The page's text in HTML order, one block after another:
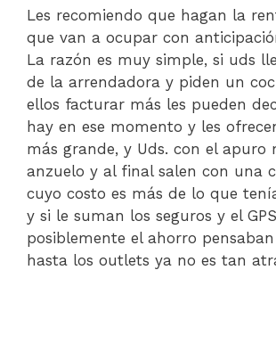
Les recomiendo que hagan la
que van a ocupar con
La razón es muy simple, si uds
de la arrendadora y piden un
ellos facturar más les pueden
hay en ese momento y les
más grande, y Uds. con el apuro
anzuelo y al final salen con una
cuyo costo es más de lo que
y si le suman los seguros y el
posiblemente el ahorro
hasta los outlets ya no es tan